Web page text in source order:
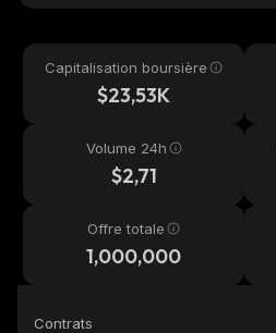
Capitalisation boursière
$23,53K
Volume 24h
$2,71
Offre totale
1,000,000
Contrats